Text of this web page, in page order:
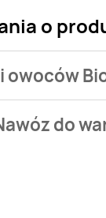
o
owoców
8,99 zł.
do